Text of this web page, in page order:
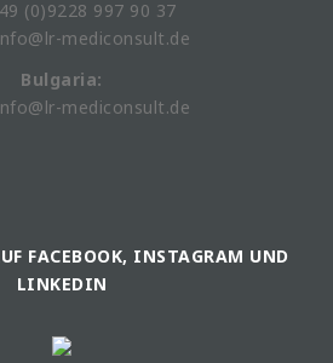
(0)9228 997 90 37
mediconsult.de
Bulgaria:
mediconsult.de
FACEBOOK, INSTAGRAM UND
LINKEDIN